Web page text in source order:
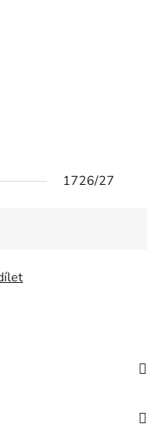
1726/27